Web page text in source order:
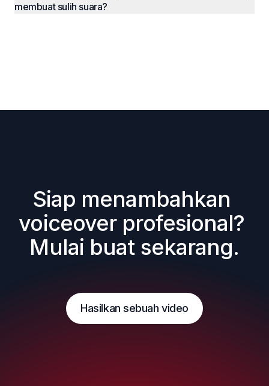
membuat sulih suara?
Siap menambahkan
voiceover profesional?
Mulai buat sekarang.
Hasilkan sebuah video